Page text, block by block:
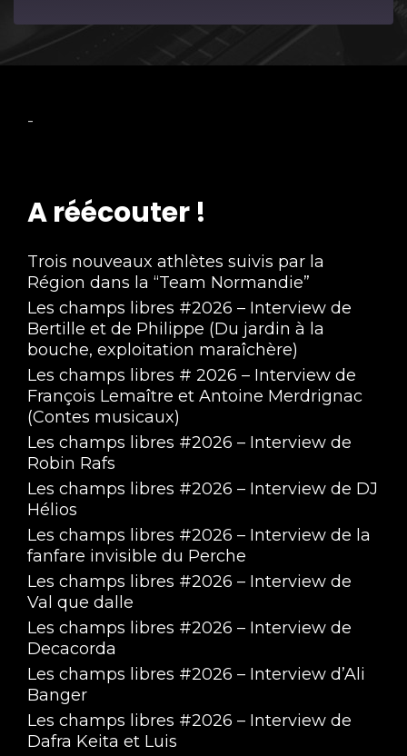
-
A réécouter !
Trois nouveaux athlètes suivis par la
Région dans la “Team Normandie”
Les champs libres #2026 – Interview de
Bertille et de Philippe (Du jardin à la
bouche, exploitation maraîchère)
Les champs libres # 2026 – Interview de
François Lemaître et Antoine Merdrignac
(Contes musicaux)
Les champs libres #2026 – Interview de
Robin Rafs
Les champs libres #2026 – Interview de DJ
Hélios
Les champs libres #2026 – Interview de la
fanfare invisible du Perche
Les champs libres #2026 – Interview de
Val que dalle
Les champs libres #2026 – Interview de
Decacorda
Les champs libres #2026 – Interview d’Ali
Banger
Les champs libres #2026 – Interview de
Dafra Keita et Luis